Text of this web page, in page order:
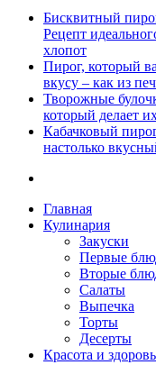
Бисквитный
Рецепт
хлопот
Пирог, который
вкусу – как из
Творожные
который делает
Кабачковый
настолько
Главная
Кулинария
Закуски
Первые
Вторые
Салаты
Выпечка
Торты
Десерты
Красота и